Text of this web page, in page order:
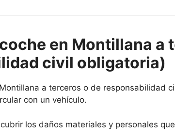
en Montillana a
civil obligatoria)
a terceros o de responsabilidad
con un vehículo.
los daños materiales y personales